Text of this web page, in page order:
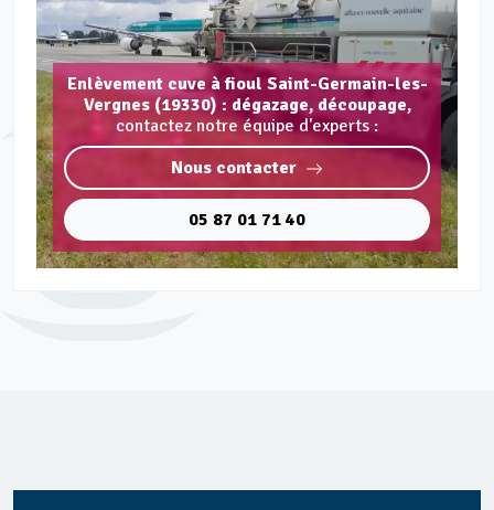
Enlèvement cuve à fioul Saint-Germain-les-
Vergnes (19330) : dégazage, découpage,
contactez notre équipe d'experts :
Nous contacter
05 87 01 71 40